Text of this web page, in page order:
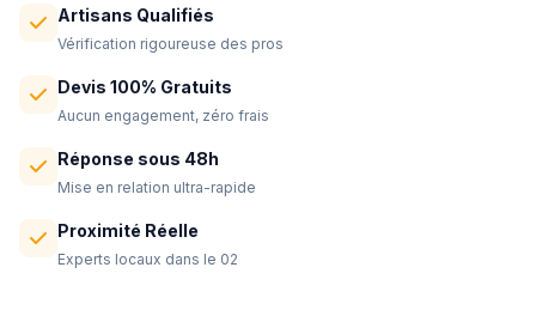
Artisans Qualifiés
Vérification rigoureuse des pros
Devis 100% Gratuits
Aucun engagement, zéro frais
Réponse sous 48h
Mise en relation ultra-rapide
Proximité Réelle
Experts locaux dans le 02